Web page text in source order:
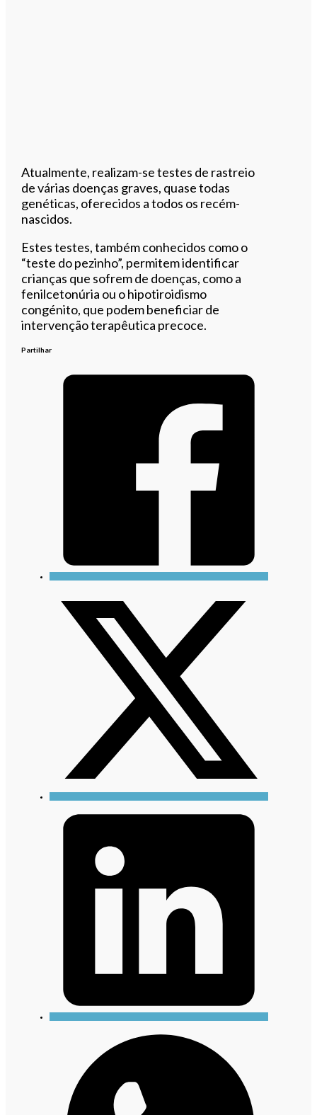
Atualmente, realizam-se testes de rastreio
de várias doenças graves, quase todas
genéticas, oferecidos a todos os recém-
nascidos.
Estes testes, também conhecidos como o
“teste do pezinho”, permitem identificar
crianças que sofrem de doenças, como a
fenilcetonúria ou o hipotiroidismo
congénito, que podem beneficiar de
intervenção terapêutica precoce.
Partilhar